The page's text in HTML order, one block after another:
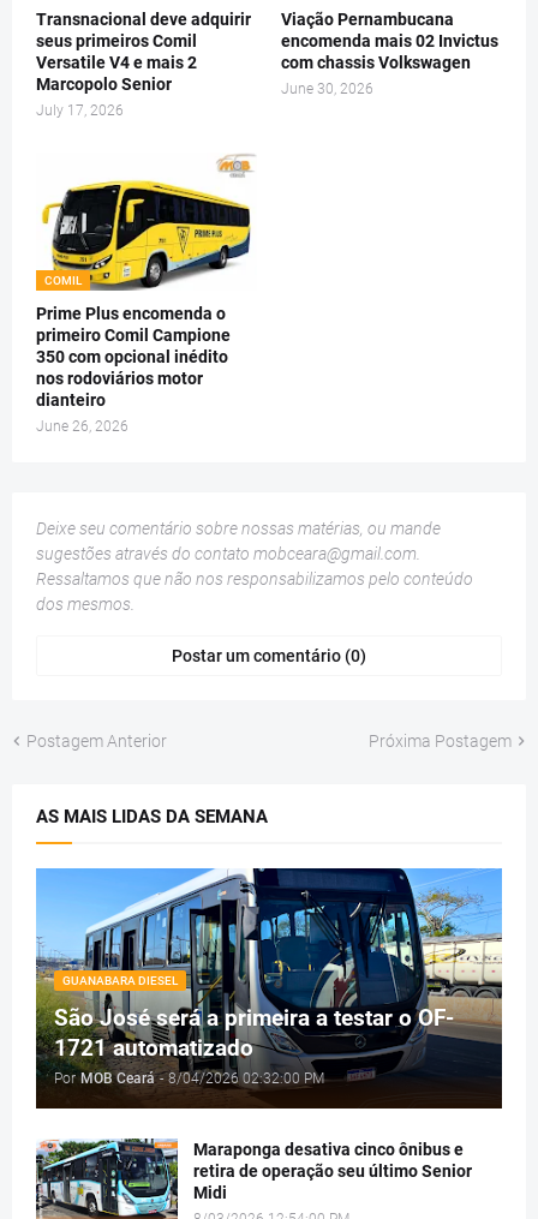
Transnacional deve adquirir
seus primeiros Comil
Versatile V4 e mais 2
Marcopolo Senior
July 17, 2026
Viação Pernambucana
encomenda mais 02 Invictus
com chassis Volkswagen
June 30, 2026
COMIL
Prime Plus encomenda o
primeiro Comil Campione
350 com opcional inédito
nos rodoviários motor
dianteiro
June 26, 2026
Deixe seu comentário sobre nossas matérias, ou mande
sugestões através do contato mobceara@gmail.com
Ressaltamos que não nos responsabilizamos pelo conteúdo
dos mesmos.
Postar um comentário (0)
Postagem Anterior Próxima Postagem
AS MAIS LIDAS DA SEMANA
GUANABARA DIESEL
São José será a primeira a testar o OF-
1721 automatizado
Por MOB Ceará - 8/04/2026 02:32:00 PM
Maraponga desativa cinco ônibus e
retira de operação seu último Senior
Midi